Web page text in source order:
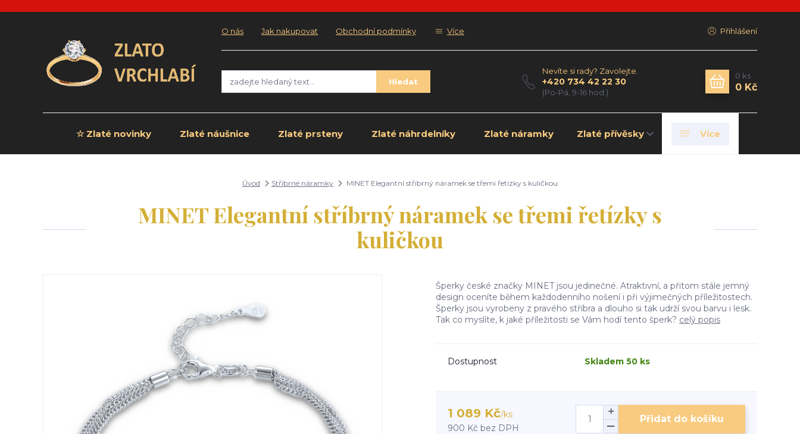
O nás Jak nakupovat Obchodní podmínky Více Přihlášení
Hledat
Nevíte si rady? Zavolejte.
+420 734 42 22 30
(Po-Pá, 9-16 hod.)
0 ks
0 Kč
☆ Zlaté novinky Zlaté náušnice Zlaté prsteny Zlaté náhrdelníky Zlaté náramky Zlaté přívěsky Více
Úvod Stříbrné náramky MINET Elegantní stříbrný náramek se třemi řetízky s kuličkou
MINET Elegantní stříbrný náramek se třemi řetízky s
kuličkou
Šperky české značky MINET jsou jedinečné. Atraktivní, a přitom stále jemný
design oceníte během každodenního nošení i při výjimečných příležitostech.
Šperky jsou vyrobeny z pravého stříbra a dlouho si tak udrží svou barvu i lesk.
Tak co myslíte, k jaké příležitosti se Vám hodí tento šperk? celý popis
Dostupnost Skladem 50 ks
1 089 Kč/ks
900 Kč bez DPH
Přidat do košíku